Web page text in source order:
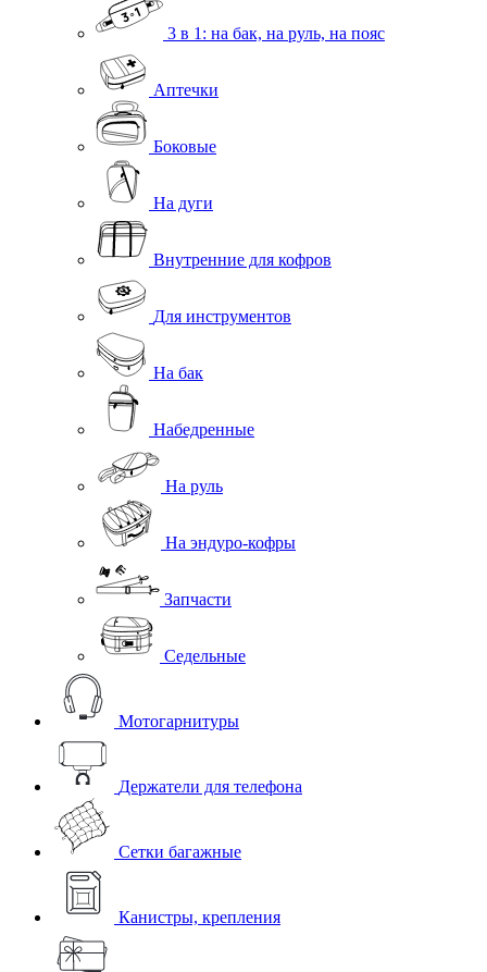
3 в 1: на бак, на руль, на пояс
Аптечки
Боковые
На дуги
Внутренние для кофров
Для инструментов
На бак
Набедренные
На руль
На эндуро-кофры
Запчасти
Седельные
Мотогарнитуры
Держатели для телефона
Сетки багажные
Канистры, крепления